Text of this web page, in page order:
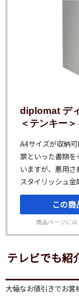
diplomat デ
＜テンキー
A4サイズが収納
票といった書類を
いますが、悪用
スタイリッシュ金
この
商品ページには
テレビでも紹
大幅なお値引きでお客